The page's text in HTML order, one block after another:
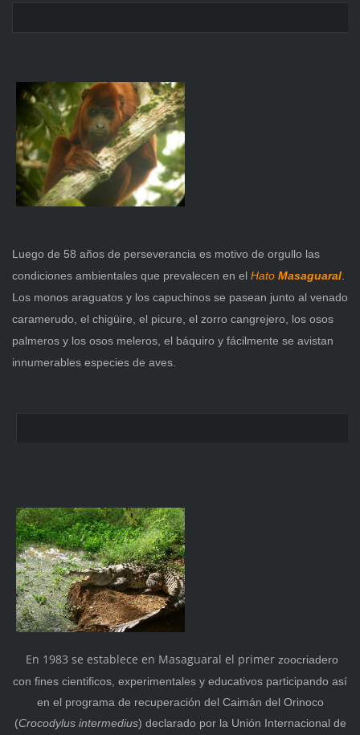
Luego de 58 años de perseverancia es motivo de orgullo las
condiciones ambientales que prevalecen en el Hato Masaguaral.
Los monos araguatos y los capuchinos se pasean junto al venado
caramerudo, el chigüire, el picure, el zorro cangrejero, los osos
palmeros y los osos meleros, el báquiro y fácilmente se avistan
innumerables especies de aves.
En 1983 se establece en Masaguaral el primer zoocriadero
con fines cientificos, experimentales y educativos participando así
en el programa de recuperación del Caimán del Orinoco
(Crocodylus intermedius) declarado por la Unión Internacional de